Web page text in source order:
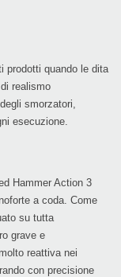
prodotti quando le dita
realismo
smorzatori,
esecuzione.
Hammer Action 3
a coda. Come
su tutta
grave e
reattiva nei
con precisione